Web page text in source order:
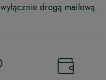
drogą mailową.